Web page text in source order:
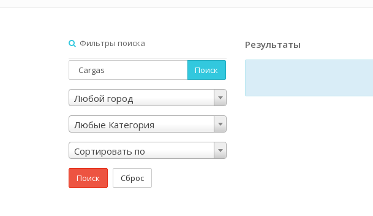
Фильтры поиска
Поиск
Любой город
Любые Категория
Сортировать по
Поиск Сброс
Результаты